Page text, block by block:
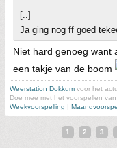
[..]
Ja ging nog ff goed
Niet hard genoeg want
een takje van de boom
Weerstation Dokkum voor het
Doe mee met het voorspellen
Weekvoorspelling |
1 2 3